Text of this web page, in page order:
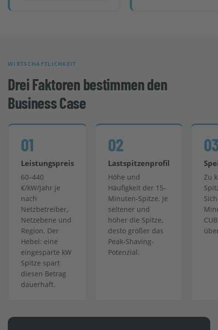
WIRTSCHAFTLICHKEIT
Drei Faktoren bestimmen den
Business Case
01
Leistungspreis
60–440
€/kW/Jahr je
nach
Netzbetreiber,
Netzebene und
Region. Der
Hebel: eine
eingesparte kW
Spitze spart
diesen Betrag
dauerhaft.
02
Lastspitzenprofil
Höhe und
Häufigkeit der 15-
Minuten-Spitze. Je
seltener und
höher die Spitze,
desto größer das
Peak-Shaving-
Potenzial.
Zu